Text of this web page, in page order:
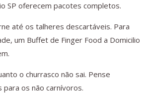
SP oferecem pacotes completos.
até os talheres descartáveis. Para
um Buffet de Finger Food a Domicilio
o churrasco não sai. Pense
os não carnívoros.